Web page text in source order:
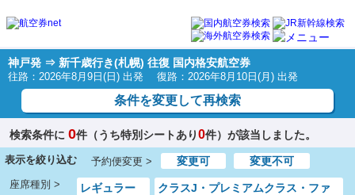
神戸発 ⇒ 新千歳行き(札幌) 往復 国内格安航空券
往路：2026年8月9日(日) 出発 復路：2026年8月10日(月) 出発
条件を変更して再検索
検索条件に 0件（うち特別シートあり0件）が該当しました。
表示を絞り込む 予約便変更 > 変更可 変更不可
座席種別 >
レギュラー
クラスJ・プレミアムクラス・ファ